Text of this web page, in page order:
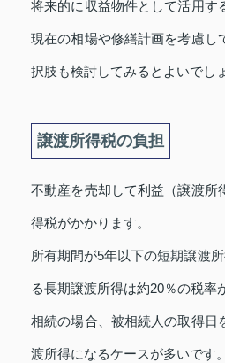
将来的に収益物件として活用す
現在の相場や修繕計画を考慮し
択肢も検討してみるとよいでし
譲渡所得税の負担
不動産を売却して利益（譲渡所
得税がかかります。
所有期間が5年以下の短期譲渡
る長期譲渡所得は約20％の税率
相続の場合、被相続人の取得日
渡所得になるケースが多いです。